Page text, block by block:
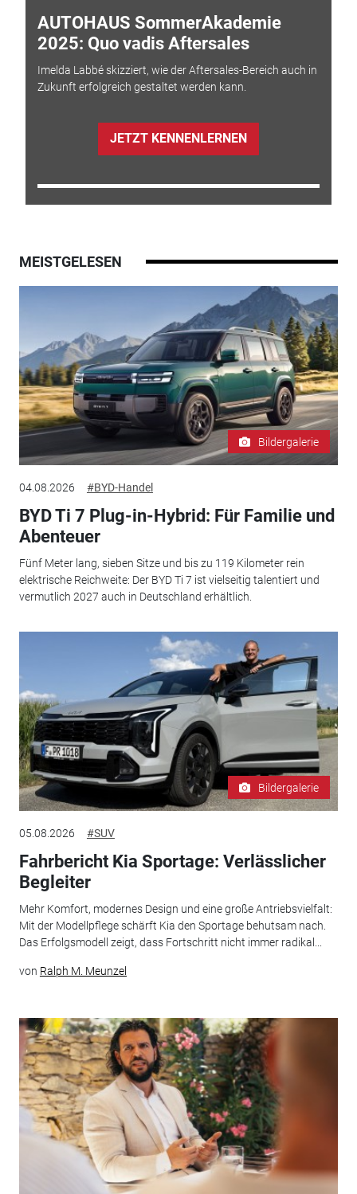
AUTOHAUS SommerAkademie
2025: Quo vadis Aftersales
Imelda Labbé skizziert, wie der Aftersales-Bereich auch in
Zukunft erfolgreich gestaltet werden kann.
JETZT KENNENLERNEN
MEISTGELESEN
Bildergalerie
04.08.2026 #BYD-Handel
BYD Ti 7 Plug-in-Hybrid: Für Familie und
Abenteuer
Fünf Meter lang, sieben Sitze und bis zu 119 Kilometer rein
elektrische Reichweite: Der BYD Ti 7 ist vielseitig talentiert und
vermutlich 2027 auch in Deutschland erhältlich.
Bildergalerie
05.08.2026 #SUV
Fahrbericht Kia Sportage: Verlässlicher
Begleiter
Mehr Komfort, modernes Design und eine große Antriebsvielfalt:
Mit der Modellpflege schärft Kia den Sportage behutsam nach.
Das Erfolgsmodell zeigt, dass Fortschritt nicht immer radikal...
von Ralph M. Meunzel